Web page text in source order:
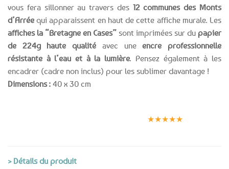
vous fera sillonner au travers des 12 communes des Monts
d’Arrée qui apparaissent en haut de cette affiche murale. Les
affiches la “Bretagne en Cases” sont imprimées sur du papier
de 224g haute qualité avec uneencre professionnelle
résistante à l’eau et à la lumière. Pensez également à les
encadrer (cadre non inclus) pour les sublimer davantage !
Dimensions : 40 x 30 cm
★★★★★
> Détails du produit